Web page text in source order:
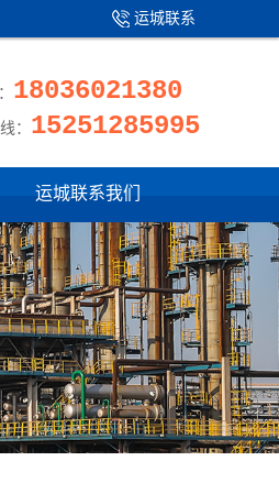
运城联系
18036021380
： 15251285995
运城联系我们